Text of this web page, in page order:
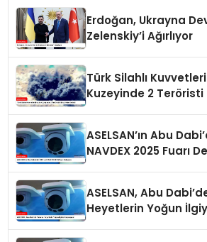
Erdoğan, Ukrayna
Zelenskiy’i Ağırlıyor
Türk Silahlı Kuvvetleri
Kuzeyinde 2 Teröristi
ASELSAN’ın Abu
NAVDEX 2025 Fuarı
ASELSAN, Abu
Heyetlerin Yoğun